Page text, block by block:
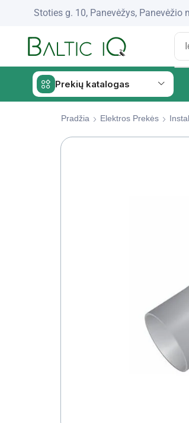
Stoties g. 10, Panevėžys, Panevėžio
Prekių katalogas
Pradžia Elektros Prekės